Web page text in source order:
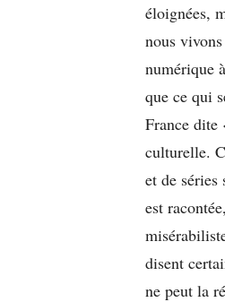
éloignées,
nous
numérique
que ce qui
France dite
culturelle.
et de
est
disent
ne peut la